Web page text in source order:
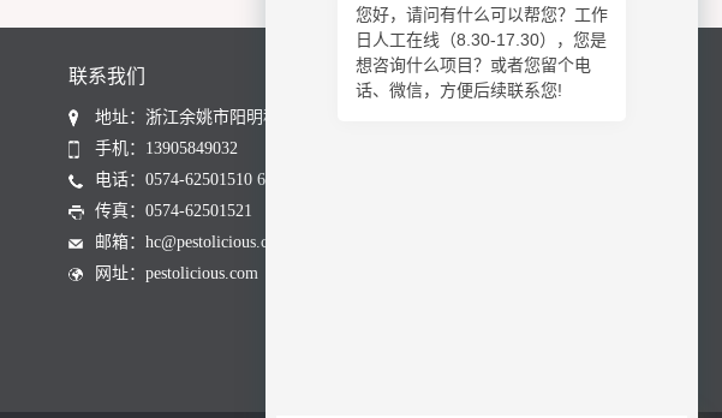
联系我们
地址：浙江余姚市阳明科技园舜科路28号
手机：13905849032
电话：0574-62501510 62501590
传真：0574-62501521
邮箱：hc@pestolicious.com
网址：pestolicious.com
您好，请问有什么可以帮您？工作
日人工在线（8.30-17.30），您是
想咨询什么项目？或者您留个电
话、微信，方便后续联系您!